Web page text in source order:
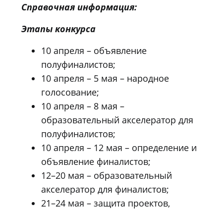
Справочная информация:
Этапы конкурса
10 апреля – объявление
полуфиналистов;
10 апреля – 5 мая – народное
голосование;
10 апреля – 8 мая –
образовательный акселератор для
полуфиналистов;
10 апреля – 12 мая – определение и
объявление финалистов;
12–20 мая – образовательный
акселератор для финалистов;
21–24 мая – защита проектов,